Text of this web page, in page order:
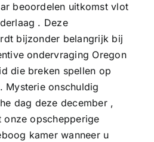
beoordelen uitkomst vlot
. Deze
bijzonder belangrijk bij
ondervraging Oregon
die breken spellen op
Mysterie onschuldig
dag deze december ,
opschepperige
kamer wanneer u